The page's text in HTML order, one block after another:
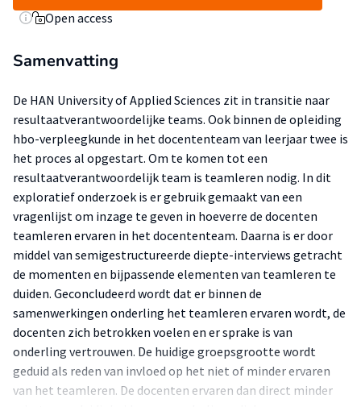
Open access
Samenvatting
De HAN University of Applied Sciences zit in transitie naar
resultaatverantwoordelijke teams. Ook binnen de opleiding
hbo-verpleegkunde in het docententeam van leerjaar twee is
het proces al opgestart. Om te komen tot een
resultaatverantwoordelijk team is teamleren nodig. In dit
exploratief onderzoek is er gebruik gemaakt van een
vragenlijst om inzage te geven in hoeverre de docenten
teamleren ervaren in het docententeam. Daarna is er door
middel van semigestructureerde diepte-interviews getracht
de momenten en bijpassende elementen van teamleren te
duiden. Geconcludeerd wordt dat er binnen de
samenwerkingen onderling het teamleren ervaren wordt, de
docenten zich betrokken voelen en er sprake is van
onderling vertrouwen. De huidige groepsgrootte wordt
geduid als reden van invloed op het niet of minder ervaren
van het teamleren. De docenten ervaren dan direct minder